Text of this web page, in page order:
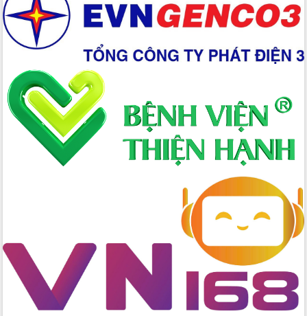
Xây dựng nền hành chính số đồng
hành cùng nông dân dân, doanh nghiệp
Giai đoạn 2026-2030, Đắk Lắk phấn
đấu có 77% xã đạt chuẩn nông thôn
mới
Chuyển đổi số 'mở đường' cho nông
nghiệp Đắk Lắk tăng trưởng bứt phá
Triển khai đồng bộ đo đạc, lập hồ sơ
địa chính, hoàn thiện cơ sở dữ liệu đất
Đắk Lắk đẩy mạnh nuôi biển công
nghệ, hướng tới phát triển thủy sản
bền vững
Tập huấn nâng cao năng lực triển khai
chuyển đổi số cho cán bộ, công chức